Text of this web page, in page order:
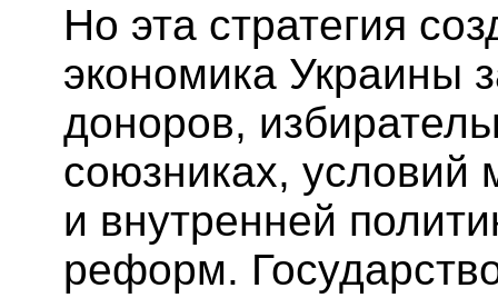
Но эта стратегия
экономика Украины
доноров,
союзниках, условий
и внутренней
реформ.